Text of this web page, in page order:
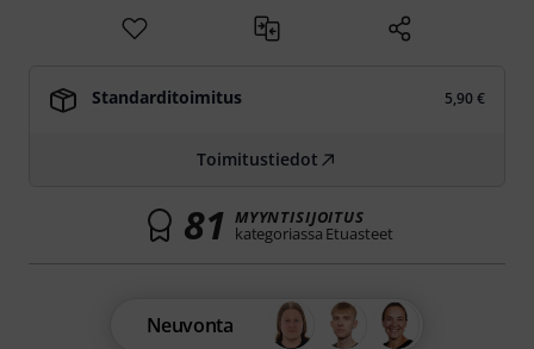
Standarditoimitus 5,90 €
Toimitustiedot
81 MYYNTISIJOITUS
kategoriassa Etuasteet
Neuvonta